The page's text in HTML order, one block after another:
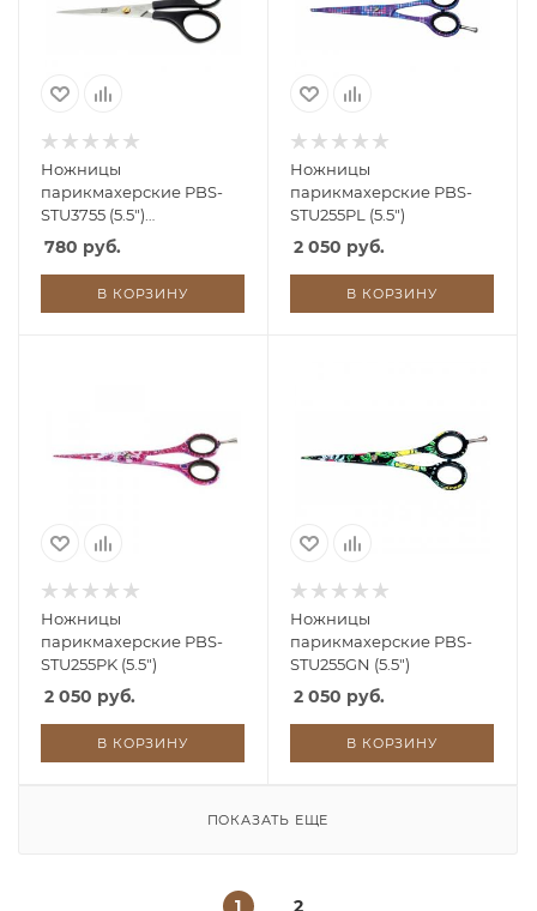
Ножницы
парикмахерские PBS-
STU3755 (5.5")
(нержавеющая сталь
780 руб.
В КОРЗИНУ
Ножницы
парикмахерские PBS-
STU255PL (5.5")
2 050 руб.
В КОРЗИНУ
Ножницы
парикмахерские PBS-
STU255PK (5.5")
2 050 руб.
В КОРЗИНУ
Ножницы
парикмахерские PBS-
STU255GN (5.5")
2 050 руб.
В КОРЗИНУ
ПОКАЗАТЬ ЕЩЕ
1 2